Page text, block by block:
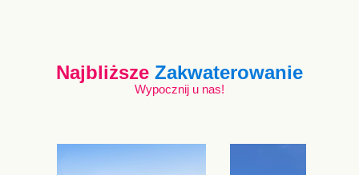
Najbliższe Zakwaterowanie
Wypocznij u nas!